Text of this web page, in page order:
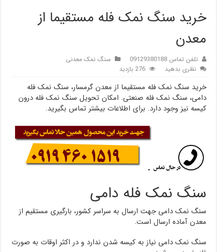
خرید سنگ نمک فله مستقیما از
معدن
تلفن تماس 09129380188
سنگ نمک معدنی
نظری بدهید
276 بازدید
خرید سنگ نمک فله مستقیما از معدن گرمسار، سنگ نمک فله
دامی، سنگ نمک فله صنعتی. امکان تحویل سنگ نمک فله درون
کیسه نیز وجود دارد. برای اطلاعات بیشتر تماس بگیرید.
سنگ نمک فله دامی
سنگ نمک دامی جهت ارسال به سراسر کشور، بارگیری مستقیم از
معدن آماده ارسال است.
سنگ نمک دامی نیاز به کیسه شدن ندارد و در اکثر اوقات به صورت